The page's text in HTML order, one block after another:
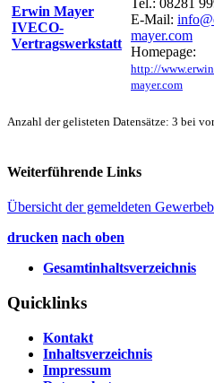
Erwin Mayer
IVECO-
Vertragswerkstatt
E-Mail:
mayer.com
Homepage:
http://
mayer.com
Anzahl der gelisteten Datensätze: 3 bei
Weiterführende Links
Übersicht der gemeldeten
drucken nach oben
Gesamtinhaltsverzeichnis
Quicklinks
Kontakt
Inhaltsverzeichnis
Impressum